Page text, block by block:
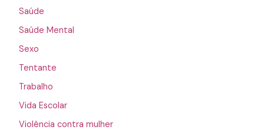
Saúde
Saúde Mental
Sexo
Tentante
Trabalho
Vida Escolar
Violência contra mulher